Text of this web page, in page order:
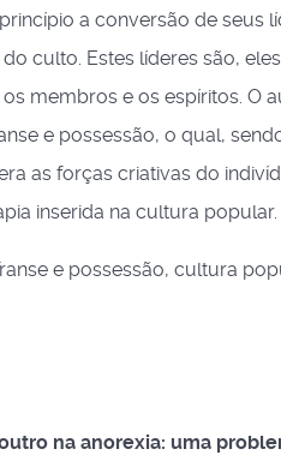
a conversão de seus
culto. Estes líderes são,
membros e os espíritos. O
e possessão, o qual,
as forças criativas do
inserida na cultura popular.
e possessão, cultura
na anorexia: uma